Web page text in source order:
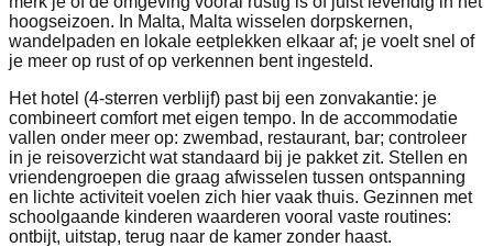
hoogseizoen. In Malta, Malta wisselen dorpskernen,
wandelpaden en lokale eetplekken elkaar af; je voelt snel of
je meer op rust of op verkennen bent ingesteld.
Het hotel (4-sterren verblijf) past bij een zonvakantie: je
combineert comfort met eigen tempo. In de accommodatie
vallen onder meer op: zwembad, restaurant, bar; controleer
in je reisoverzicht wat standaard bij je pakket zit. Stellen en
vriendengroepen die graag afwisselen tussen ontspanning
en lichte activiteit voelen zich hier vaak thuis. Gezinnen met
schoolgaande kinderen waarderen vooral vaste routines:
ontbijt, uitstap, terug naar de kamer zonder haast.